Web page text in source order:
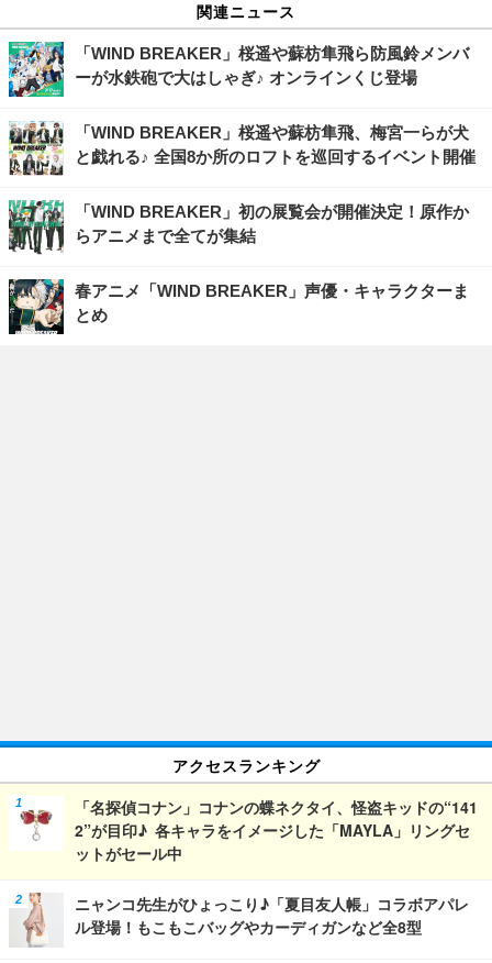
関連ニュース
「WIND BREAKER」桜遥や蘇枋隼飛ら防風鈴メンバ
ーが水鉄砲で大はしゃぎ♪ オンラインくじ登場
「WIND BREAKER」桜遥や蘇枋隼飛、梅宮一らが犬
と戯れる♪ 全国8か所のロフトを巡回するイベント開催
「WIND BREAKER」初の展覧会が開催決定！原作か
らアニメまで全てが集結
春アニメ「WIND BREAKER」声優・キャラクターま
とめ
アクセスランキング
「名探偵コナン」コナンの蝶ネクタイ、怪盗キッドの“141
2”が目印♪ 各キャラをイメージした「MAYLA」リングセ
ットがセール中
ニャンコ先生がひょっこり♪「夏目友人帳」コラボアパレ
ル登場！もこもこバッグやカーディガンなど全8型